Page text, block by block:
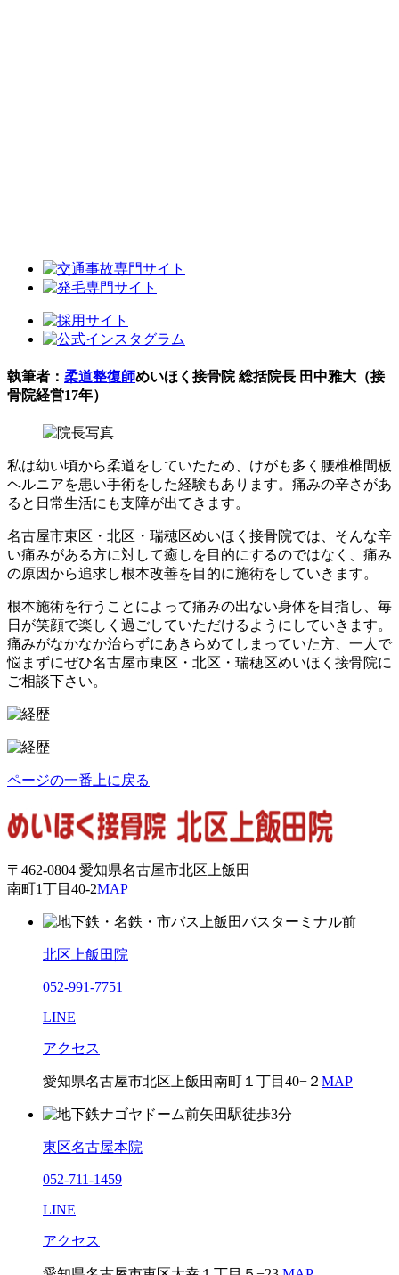
執筆者： 柔道整復師めいほく接骨院 総括院長 田中雅大（接
骨院経営17年）
私は幼い頃から柔道をしていたため、けがも多く腰椎椎間板
ヘルニアを患い手術をした経験もあります。痛みの辛さがあ
ると日常生活にも支障が出てきます。
名古屋市東区・北区・瑞穂区めいほく接骨院では、そんな辛
い痛みがある方に対して癒しを目的にするのではなく、痛み
の原因から追求し根本改善を目的に施術をしていきます。
根本施術を行うことによって痛みの出ない身体を目指し、毎
日が笑顔で楽しく過ごしていただけるようにしていきます。
痛みがなかなか治らずにあきらめてしまっていた方、一人で
悩まずにぜひ名古屋市東区・北区・瑞穂区めいほく接骨院に
ご相談下さい。
ページの一番上に戻る
〒462-0804 愛知県名古屋市北区上飯田
南町1丁目40-2MAP
北区上飯田院
052-991-7751
LINE
アクセス
愛知県名古屋市北区上飯田南町１丁目40−２ MAP
東区名古屋本院
052-711-1459
LINE
アクセス